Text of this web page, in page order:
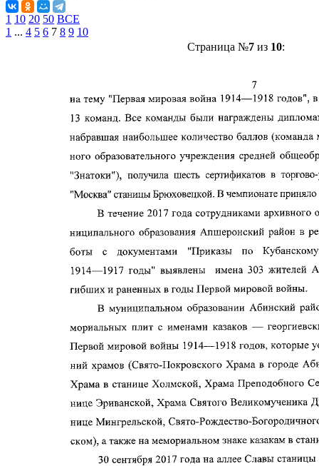
1 10 20 50 ВСЕ
1 ... 4 5 6 7 8 9 10
Страница №7из 10: